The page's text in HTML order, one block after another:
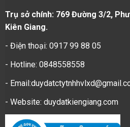
Trụ sở chính: 769 Đường 3/2,
Kiên Giang.
- Điện thoại: 0917 99 88 05
- Hotline: 0848558558
-
- Website: duydatkiengiang.com